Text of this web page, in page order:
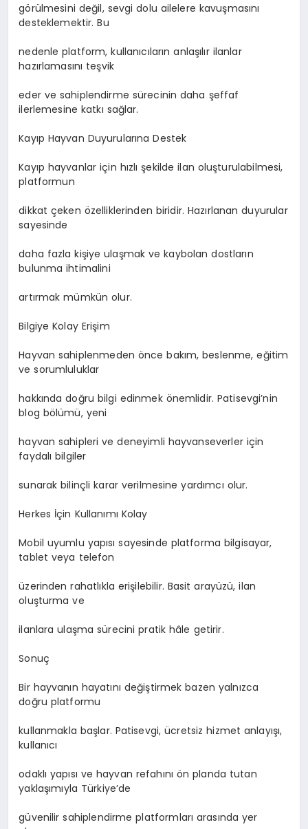
görülmesini değil, sevgi dolu ailelere kavuşmasını
desteklemektir. Bu
nedenle platform, kullanıcıların anlaşılır ilanlar
hazırlamasını teşvik
eder ve sahiplendirme sürecinin daha şeffaf
ilerlemesine katkı sağlar.
Kayıp Hayvan Duyurularına Destek
Kayıp hayvanlar için hızlı şekilde ilan oluşturulabilmesi,
platformun
dikkat çeken özelliklerinden biridir. Hazırlanan duyurular
sayesinde
daha fazla kişiye ulaşmak ve kaybolan dostların
bulunma ihtimalini
artırmak mümkün olur.
Bilgiye Kolay Erişim
Hayvan sahiplenmeden önce bakım, beslenme, eğitim
ve sorumluluklar
hakkında doğru bilgi edinmek önemlidir. Patisevgi’nin
blog bölümü, yeni
hayvan sahipleri ve deneyimli hayvanseverler için
faydalı bilgiler
sunarak bilinçli karar verilmesine yardımcı olur.
Herkes İçin Kullanımı Kolay
Mobil uyumlu yapısı sayesinde platforma bilgisayar,
tablet veya telefon
üzerinden rahatlıkla erişilebilir. Basit arayüzü, ilan
oluşturma ve
ilanlara ulaşma sürecini pratik hâle getirir.
Sonuç
Bir hayvanın hayatını değiştirmek bazen yalnızca
doğru platformu
kullanmakla başlar. Patisevgi, ücretsiz hizmet anlayışı,
kullanıcı
odaklı yapısı ve hayvan refahını ön planda tutan
yaklaşımıyla Türkiye’de
güvenilir sahiplendirme platformları arasında yer